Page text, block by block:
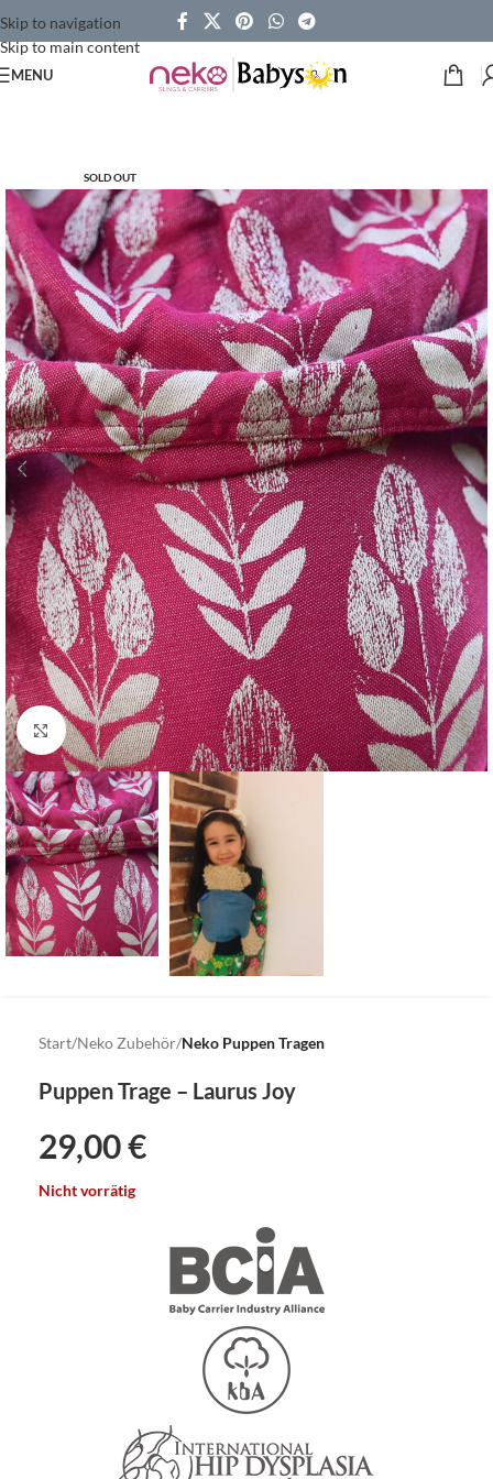
Skip to navigation
Skip to main content
MENU
SOLD OUT
Click to enlarge
Start Neko Zubehör Neko Puppen Tragen
Puppen Trage – Laurus Joy
29,00€
Nicht vorrätig